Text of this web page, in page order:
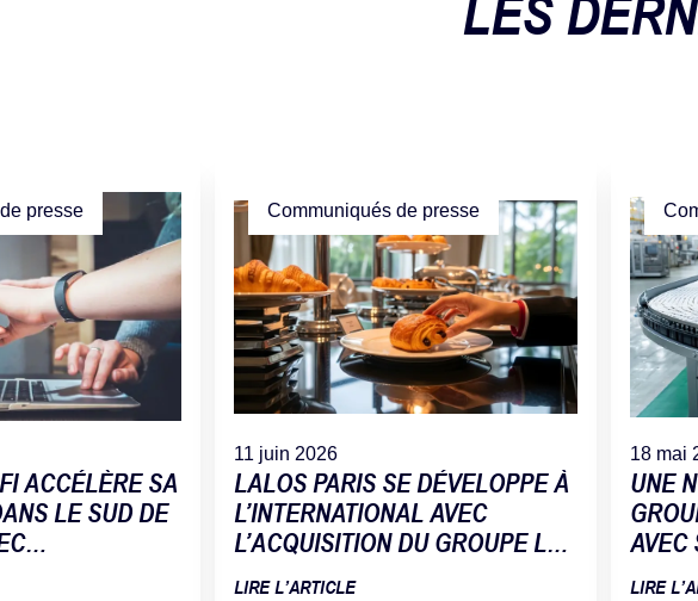
LES
presse
ACCÉLÈRE SA
LE SUD DE
Communiqués de presse
11 juin 2026
LALOS PARIS SE DÉVELOPPE À
L’INTERNATIONAL AVEC
L’ACQUISITION DU GROUPE LA
FLEUR DU PAIN
LIRE L’ARTICLE
18 mai
UNE
AVEC
LIRE